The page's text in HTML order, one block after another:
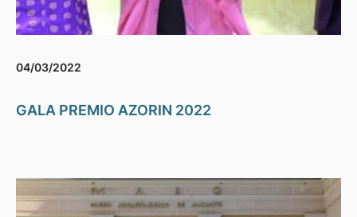
04/03/2022
GALA PREMIO AZORIN 2022